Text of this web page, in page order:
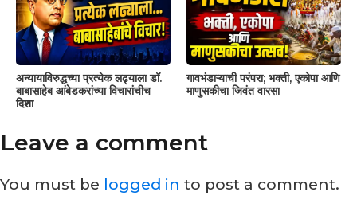
अन्यायाविरुद्धच्या प्रत्येक लढ्याला डॉ.
बाबासाहेब आंबेडकरांच्या विचारांचीच
दिशा
गावभंडाऱ्याची परंपरा; भक्ती, एकोपा आणि
माणुसकीचा जिवंत वारसा
Leave a comment
You must be logged in to post a comment.